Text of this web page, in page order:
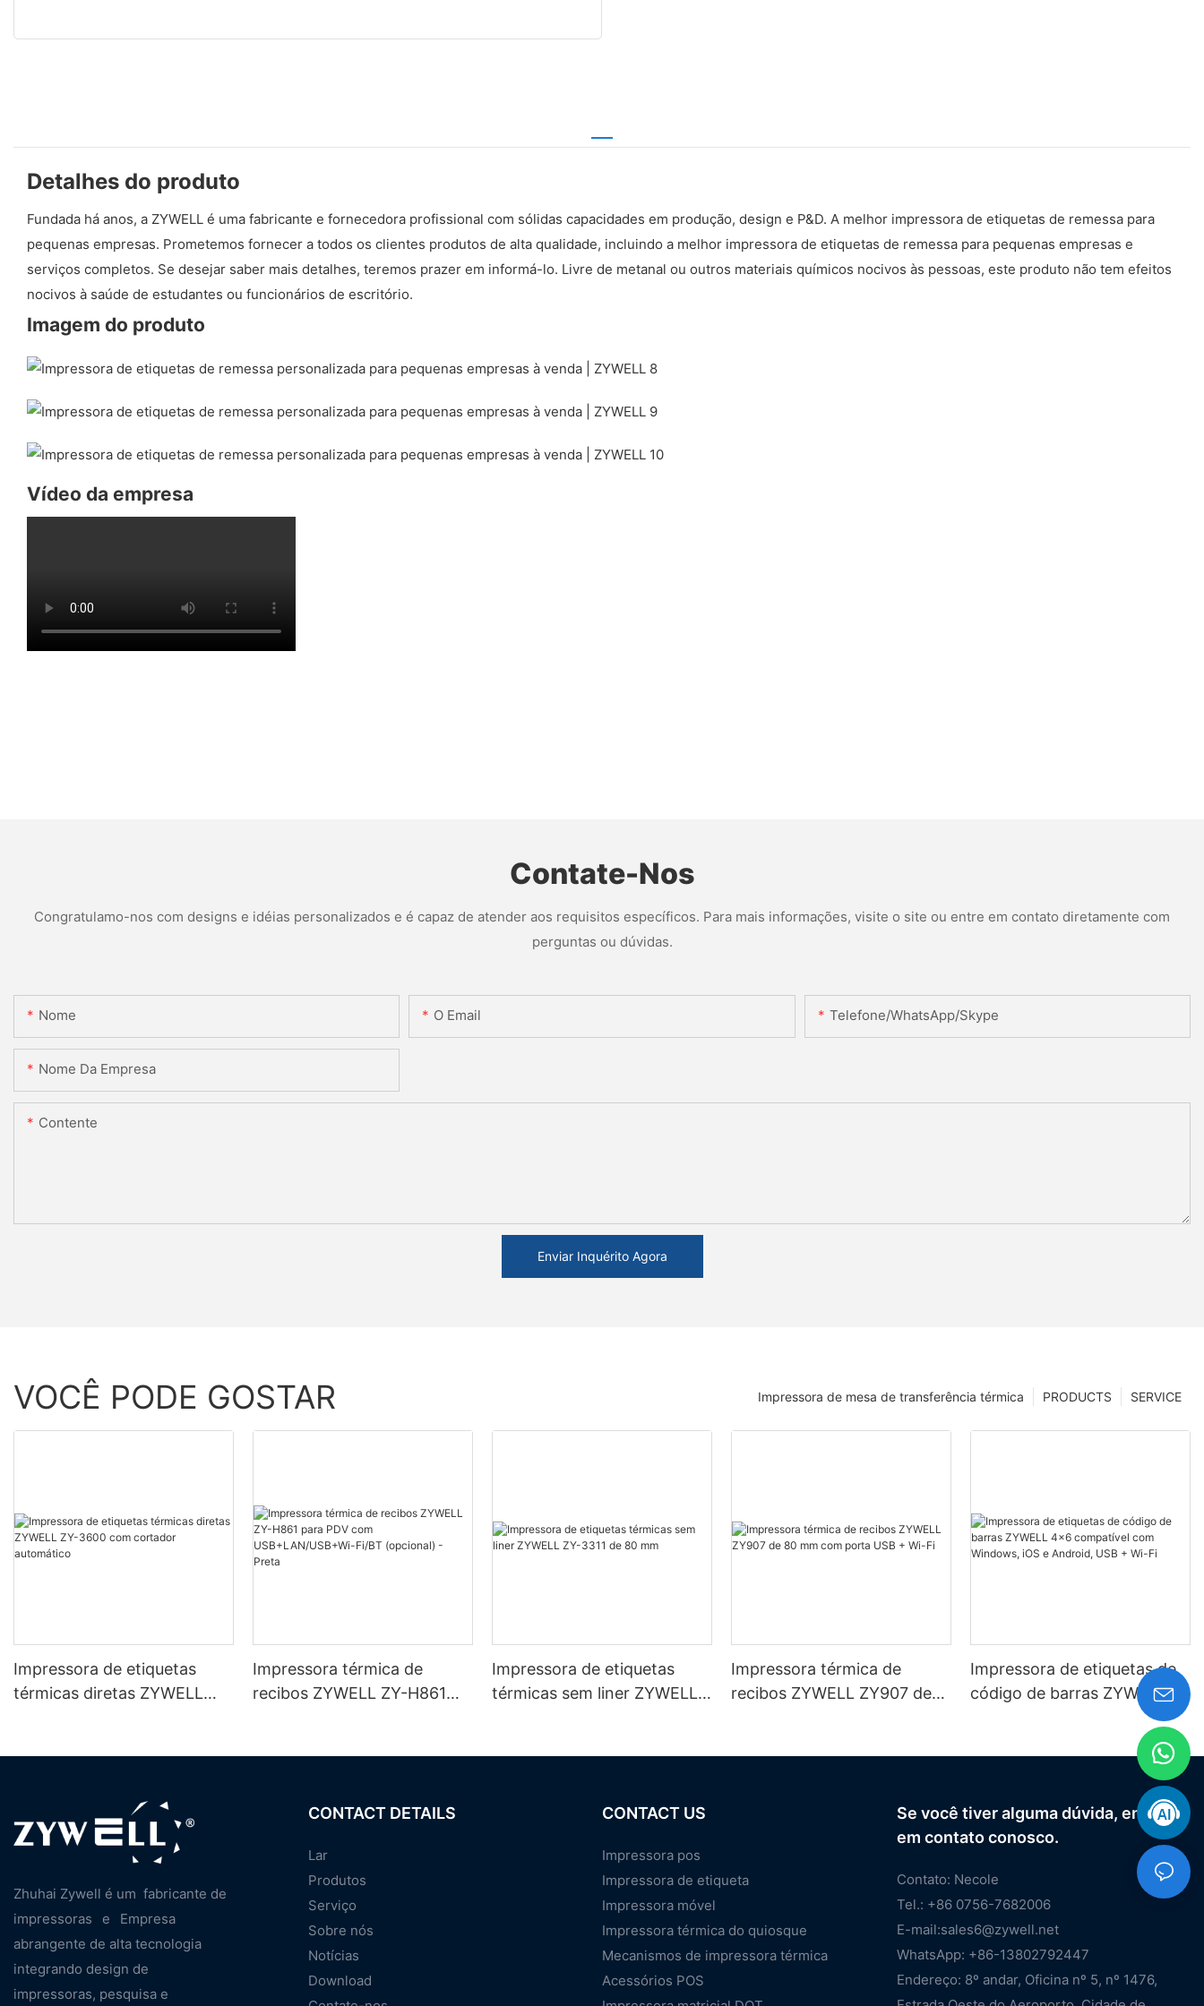
Detalhes do produto
Fundada há anos, a ZYWELL é uma fabricante e fornecedora profissional com sólidas capacidades em produção, design e P&D. A melhor impressora de etiquetas de remessa para
pequenas empresas. Prometemos fornecer a todos os clientes produtos de alta qualidade, incluindo a melhor impressora de etiquetas de remessa para pequenas empresas e
serviços completos. Se desejar saber mais detalhes, teremos prazer em informá-lo. Livre de metanal ou outros materiais químicos nocivos às pessoas, este produto não tem efeitos
nocivos à saúde de estudantes ou funcionários de escritório.
Imagem do produto
Vídeo da empresa
Contate-Nos
Congratulamo-nos com designs e idéias personalizados e é capaz de atender aos requisitos específicos. Para mais informações, visite o site ou entre em contato diretamente com
perguntas ou dúvidas.
Nome O Email Telefone/WhatsApp/Skype
Nome Da Empresa
Contente
Enviar Inquérito Agora
VOCÊ PODE GOSTAR SERVICE
PRODUCTS
Impressora de mesa de transferência térmica
Impressora de etiquetas
térmicas diretas ZYWELL
Impressora térmica de
recibos ZYWELL ZY-H861
Impressora de etiquetas
térmicas sem liner ZYWELL
Impressora térmica de
recibos ZYWELL ZY907 de
Impressora de etiquetas de
código de barras ZYWELL
Windows, iOS e Android,
Zhuhai Zywell é um fabricante de
impressoras
e
Empresa
abrangente de alta tecnologia
integrando design de
impressoras, pesquisa e
CONTACT DETAILS
Lar
Produtos
Serviço
Sobre nós
Notícias
Download
CONTACT US
Impressora pos
Impressora de etiqueta
Impressora móvel
Impressora térmica do quiosque
Mecanismos de impressora térmica
Acessórios POS
Se você tiver alguma dúvida, entre
em contato conosco.
Contato: Necole
Tel.: +86 0756-7682006
E-mail:sales6@zywell.net
WhatsApp: +86-13802792447
Endereço: 8º andar, Oficina nº 5, nº 1476,